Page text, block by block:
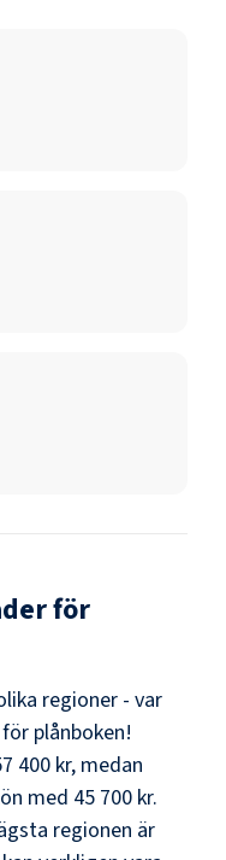
för
regioner - var
plånboken!
400 kr, medan
med 45 700 kr.
regionen är